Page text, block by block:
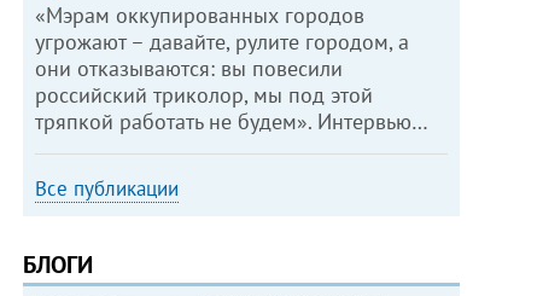
«Мэрам оккупированных городов
угрожают – давайте, рулите городом, а
они отказываются: вы повесили
российский триколор, мы под этой
тряпкой работать не будем». Интервью…
Все публикации
БЛОГИ